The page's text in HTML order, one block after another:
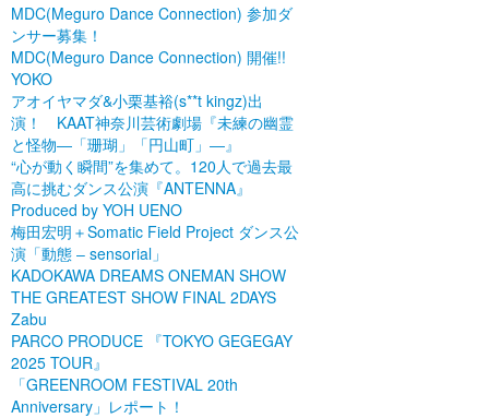
MDC(Meguro Dance Connection) 参加ダ
ンサー募集！
MDC(Meguro Dance Connection) 開催!!
YOKO
アオイヤマダ&小栗基裕(s**t kingz)出
演！ KAAT神奈川芸術劇場『未練の幽霊
と怪物―「珊瑚」「円山町」―』
“心が動く瞬間”を集めて。120人で過去最
高に挑むダンス公演『ANTENNA』
Produced by YOH UENO
梅田宏明＋Somatic Field Project ダンス公
演「動態 ‒ sensorial」
KADOKAWA DREAMS ONEMAN SHOW
THE GREATEST SHOW FINAL 2DAYS
Zabu
PARCO PRODUCE 『TOKYO GEGEGAY
2025 TOUR』
「GREENROOM FESTIVAL 20th
Anniversary」レポート！